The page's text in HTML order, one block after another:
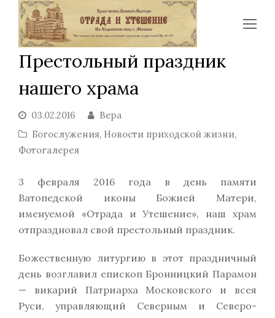
Престольный праздник
нашего храма
03.02.2016
Вера
Богослужения, Новости приходской жизни,
Фотогалерея
3 февраля 2016 года в день памяти
Ватопедской иконы Божией Матери,
именуемой «Отрада и Утешение», наш храм
отпраздновал свой престольный праздник.
Божественную литургию в этот праздничный
день возглавил епископ Бронницкий Парамон
— викарий Патриарха Московского и всея
Руси, управляющий Северным и Северо-